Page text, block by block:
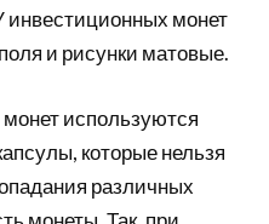
монет
и рисунки матовые.
используются
которые нельзя
различных